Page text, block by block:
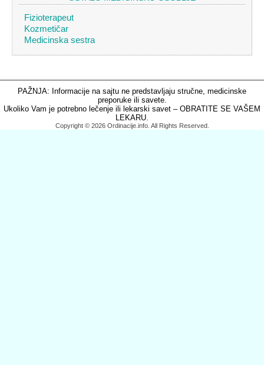
Fizioterapeut
Kozmetičar
Medicinska sestra
PAŽNJA: Informacije na sajtu ne predstavljaju stručne, medicinske
preporuke ili savete.
Ukoliko Vam je potrebno lečenje ili lekarski savet – OBRATITE SE VAŠEM
LEKARU.
Copyright © 2026 Ordinacije.info. All Rights Reserved.